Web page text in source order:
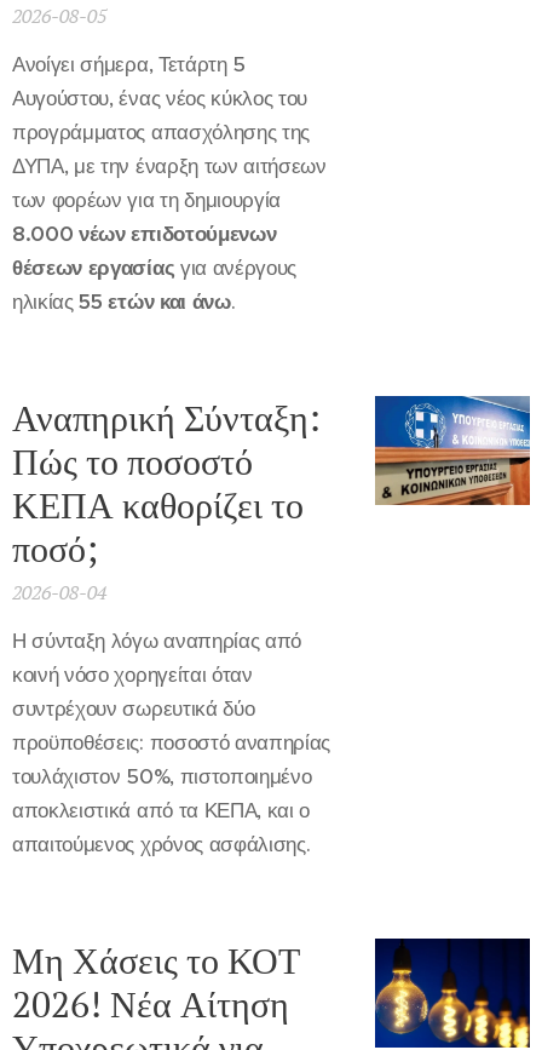
2026-08-05
Ανοίγει σήμερα, Τετάρτη 5
Αυγούστου, ένας νέος κύκλος του
προγράμματος απασχόλησης της
ΔΥΠΑ, με την έναρξη των αιτήσεων
των φορέων για τη δημιουργία
8.000 νέων επιδοτούμενων
θέσεων εργασίας για ανέργους
ηλικίας55 ετών και άνω.
Αναπηρική Σύνταξη:
Πώς το ποσοστό
ΚΕΠΑ καθορίζει το
ποσό;
2026-08-04
Η σύνταξη λόγω αναπηρίας από
κοινή νόσο χορηγείται όταν
συντρέχουν σωρευτικά δύο
προϋποθέσεις: ποσοστό αναπηρίας
τουλάχιστον 50%, πιστοποιημένο
αποκλειστικά από τα ΚΕΠΑ, και ο
απαιτούμενος χρόνος ασφάλισης.
Μη Χάσεις το ΚΟΤ
2026! Νέα Αίτηση